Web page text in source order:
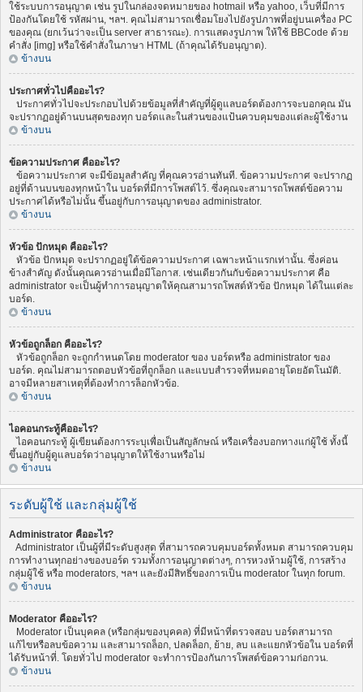
ใช้ระบบการอนุญาต เช่น รูปในกล่องจดหมายของ hotmail หรือ yahoo, เว็บที่มีการ
ป้องกันโดยใช้ รหัสผ่าน, ฯลฯ. คุณไม่สามารถเชื่อมโยงไปยังรูปภาพที่อยู่บนเครื่อง PC
ของคุณ (ยกเว้นว่าจะเป็น server สาธารณะ). การแสดงรูปภาพ ให้ใช้ BBCode ด้วย
คำสั่ง [img] หรือใช้คำสั่งในภาษา HTML (ถ้าคุณได้รับอนุญาต).
ข้างบน
ประกาศทั่วไปคืออะไร?
ประกาศทั่วไปจะประกอบไปด้วยข้อมูลที่สำคัญที่ผู้ดูแลบอร์ดต้องการจะบอกคุณ มัน
จะปรากฏอยู่ด้านบนสุดของทุก บอร์ดและในส่วนของแป้นควบคุมของแต่ละผู้ใช้งาน
ข้างบน
ข้อความประกาศ คืออะไร?
ข้อความประกาศ จะมีข้อมูลสำคัญ ที่คุณควรอ่านทันที. ข้อความประกาศ จะปรากฏ
อยู่ที่ด้านบนของทุกหน้าใน บอร์ดที่มีการโพสต์ไว้. ซึ่งคุณจะสามารถโพสต์ข้อความ
ประกาศได้หรือไม่นั้น ขึ้นอยู่กับการอนุญาตของ administrator.
ข้างบน
หัวข้อ ปักหมุด คืออะไร?
หัวข้อ ปักหมุด จะปรากฏอยู่ใต้ข้อความประกาศ เฉพาะหน้าแรกเท่านั้น. ซึ่งค่อน
ข้างสำคัญ ดังนั้นคุณควรอ่านเมื่อมีโอกาส. เช่นเดียวกันกับข้อความประกาศ คือ
administrator จะเป็นผู้ทำการอนุญาตให้คุณสามารถโพสต์หัวข้อ ปักหมุด ได้ในแต่ละ
บอร์ด.
ข้างบน
หัวข้อถูกล็อก คืออะไร?
หัวข้อถูกล็อก จะถูกกำหนดโดย moderator ของ บอร์ดหรือ administrator ของ
บอร์ด. คุณไม่สามารถตอบหัวข้อที่ถูกล็อก และแบบสำรวจที่หมดอายุโดยอัตโนมัติ.
อาจมีหลายสาเหตุที่ต้องทำการล็อกหัวข้อ.
ข้างบน
ไอคอนกระทู้คืออะไร?
ไอคอนกระทู้ ผู้เขียนต้องการระบุเพื่อเป็นสัญลักษณ์ หรือเครื่องบอกทางแก่ผู้ใช้ ทั้งนี้
ขึ้นอยู่กับผู้ดูแลบอร์ดว่าอนุญาตให้ใช้งานหรือไม่
ข้างบน
ระดับผู้ใช้ และกลุ่มผู้ใช้
Administrator คืออะไร?
Administrator เป็นผู้ที่มีระดับสูงสุด ที่สามารถควบคุมบอร์ดทั้งหมด สามารถควบคุม
การทำงานทุกอย่างของบอร์ด รวมทั้งการอนุญาตต่างๆ, การหวงห้ามผู้ใช้, การสร้าง
กลุ่มผู้ใช้ หรือ moderators, ฯลฯ และยังมีสิทธิ์ของการเป็น moderator ในทุก forum.
ข้างบน
Moderator คืออะไร?
Moderator เป็นบุคคล (หรือกลุ่มของบุคคล) ที่มีหน้าที่ตรวจสอบ บอร์ดสามารถ
แก้ไขหรือลบข้อความ และสามารถล็อก, ปลดล็อก, ย้าย, ลบ และแยกหัวข้อใน บอร์ดที่
ได้รับหน้าที่. โดยทั่วไป moderator จะทำการป้องกันการโพสต์ข้อความก่อกวน.
ข้างบน